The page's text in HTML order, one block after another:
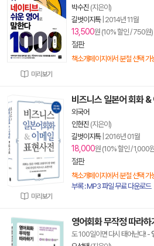
미리보기
박수진 (지은이)
길벗이지톡| 2014년 11월
13,500원 (10% 할인 / 750원)
절판
책소개페이지에서 분철 선택 가
미리보기
비즈니스 일본어 회화 &
외국어
인현진 (지은이)
길벗이지톡| 2016년 01월
18,000원 (10% 할인 / 1,000
절판
책소개페이지에서 분철 선택 가
부록 : MP3 파일 무료 다운로드
영어회화 무작정 따라하
도 100일이면 다시 태어난다!-